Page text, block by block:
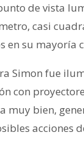
de vista
casi
en su mayoría
Simon fue
con
muy bien,
acciones